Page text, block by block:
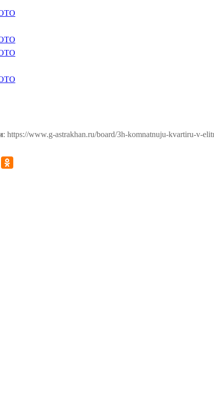
: https://www.g-astrakhan.ru/board/3h-komnatnuju-kvartiru-v-